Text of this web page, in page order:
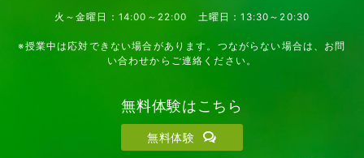
火～金曜日：14:00～22:00 土曜日：13:30～20:30
※授業中は応対できない場合があります。つながらない場合は、お問
い合わせからご連絡ください。
無料体験はこちら
無料体験